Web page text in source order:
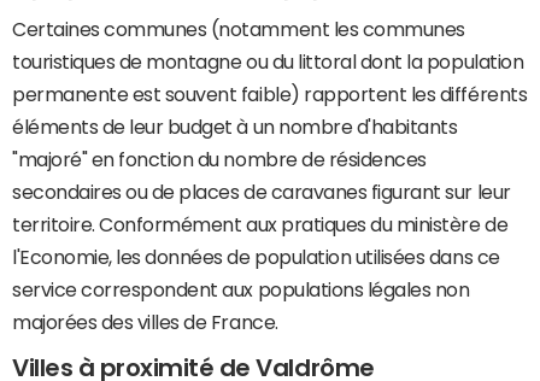
Certaines communes (notamment les communes
touristiques de montagne ou du littoral dont la population
permanente est souvent faible) rapportent les différents
éléments de leur budget à un nombre d'habitants
"majoré" en fonction du nombre de résidences
secondaires ou de places de caravanes figurant sur leur
territoire. Conformément aux pratiques du ministère de
l'Economie, les données de population utilisées dans ce
service correspondent aux populations légales non
majorées des villes de France.
Villes à proximité de Valdrôme